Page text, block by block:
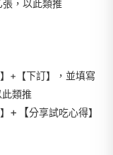
，以此類推
+【下訂】，並填寫
類推
+【分享試吃心得】